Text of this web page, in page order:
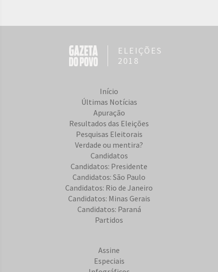
ELEIÇÕES
2018
Início
Últimas Notícias
Apuração
Resultados das Eleições
Pesquisas Eleitorais
Verdade ou mentira?
Candidatos
Candidatos: Presidente
Candidatos: São Paulo
Candidatos: Rio de Janeiro
Candidatos: Minas Gerais
Candidatos: Paraná
Partidos
Assine
Especiais